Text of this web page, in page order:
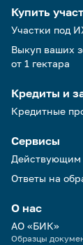
Купить
Участки под
Выкуп ваших
от 1 гектара
Кредиты и
Кредитные
Сервисы
Действующим
Ответы на
О нас
АО «БИК»
Образцы